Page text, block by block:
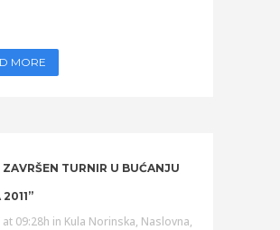
MORE
ZAVRŠEN TURNIR U BUĆANJU
09:28h in Kula Norinska, Naslovna,